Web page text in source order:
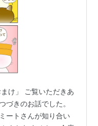
け」 ご覧いただきあ
づきのお話でした。
ートさんが知り合い